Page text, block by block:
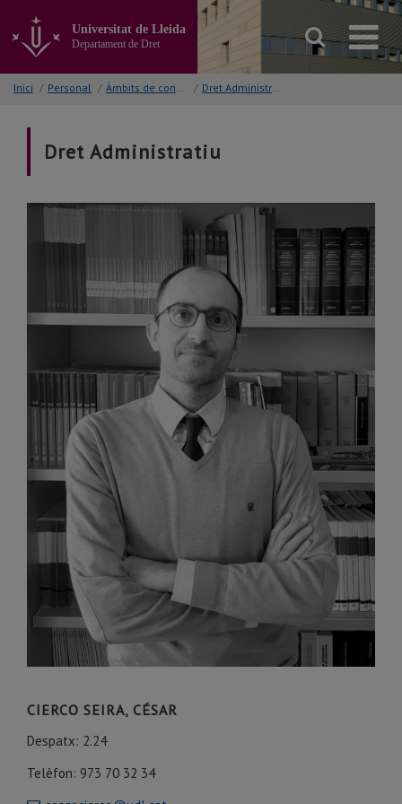
contingut
principal
Universitat de Lleida
Departament de Dret
Inici / Personal / Àmbits de coneixement / Dret Administratiu
Dret Administratiu
CIERCO SEIRA, CÉSAR
Despatx: 2.24
Telèfon: 973 70 32 34